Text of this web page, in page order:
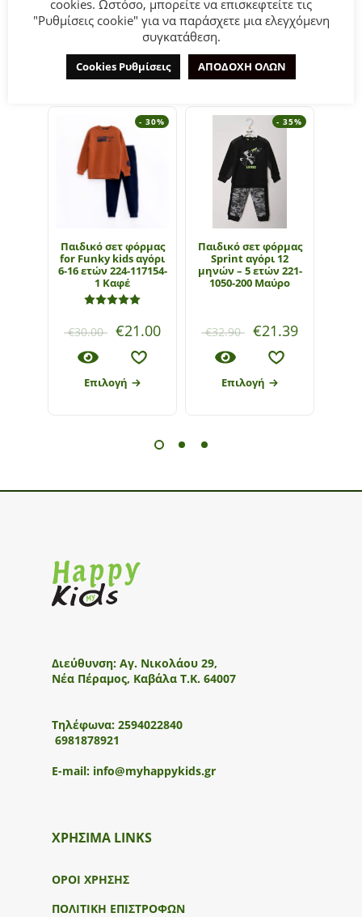
ΣΧΕΤΙΚΆ ΠΡΟΪΌΝΤΑ
- 30%
Παιδικό σετ φόρμας
for Funky kids αγόρι
6-16 ετών 224-117154-
1 Καφέ
€30.00 €21.00
Επιλογή
- 35%
Παιδικό σετ φόρμας
Sprint αγόρι 12
μηνών – 5 ετών 221-
1050-200 Μαύρο
€32.90 €21.39
Επιλογή
Διεύθυνση: Αγ. Νικολάου 29,
Νέα Πέραμος, Καβάλα Τ.Κ. 64007
Τηλέφωνα: 2594022840
6981878921
E-mail: info@myhappykids.gr
ΧΡΗΣΙΜΑ LINKS
ΟΡΟΙ ΧΡΗΣΗΣ
ΠΟΛΙΤΙΚΗ ΕΠΙΣΤΡΟΦΩΝ
cookies. Ωστόσο, μπορείτε να επισκεφτείτε τις
"Ρυθμίσεις cookie" για να παράσχετε μια ελεγχόμενη
συγκατάθεση.
Cookies Ρυθμίσεις ΑΠΟΔΟΧΗ ΟΛΩΝ